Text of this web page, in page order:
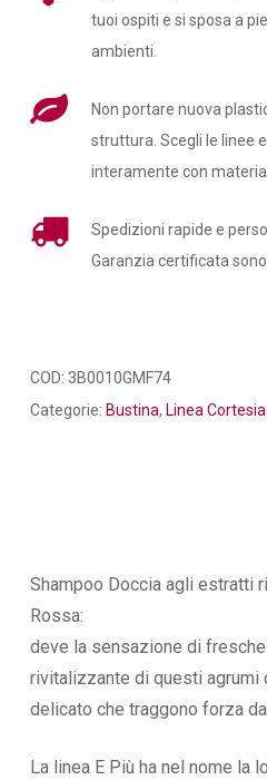
tuoi ospiti e si sposa a
ambienti.
Non portare nuova
struttura. Scegli le linee
interamente con
Spedizioni rapide e
Garanzia certificata
COD: 3B0010GMF74
Categorie: Bustina, Linea
Shampoo Doccia agli estratti
Rossa:
deve la sensazione di
rivitalizzante di questi agrumi
delicato che traggono forza
La linea E Più ha nel nome la